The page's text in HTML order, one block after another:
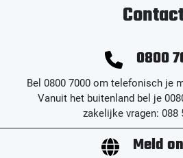
0800
Bel 0800 7000 om telefonisch je
Vanuit het buitenland bel je
zakelijke vragen: 088
Meld